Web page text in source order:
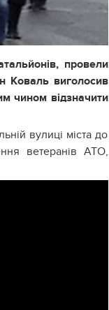
провели
Коваль виголосив
чином відзначити
вулиці міста до
ветеранів АТО,